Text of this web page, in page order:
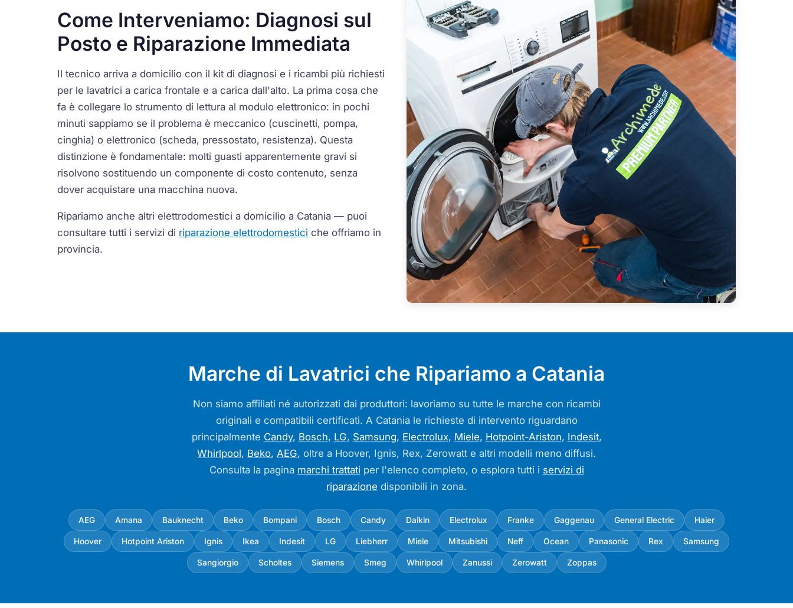
Come Interveniamo: Diagnosi sul
Posto e Riparazione Immediata
Il tecnico arriva a domicilio con il kit di diagnosi e i ricambi più richiesti
per le lavatrici a carica frontale e a carica dall'alto. La prima cosa che
fa è collegare lo strumento di lettura al modulo elettronico: in pochi
minuti sappiamo se il problema è meccanico (cuscinetti, pompa,
cinghia) o elettronico (scheda, pressostato, resistenza). Questa
distinzione è fondamentale: molti guasti apparentemente gravi si
risolvono sostituendo un componente di costo contenuto, senza
dover acquistare una macchina nuova.
Ripariamo anche altri elettrodomestici a domicilio a Catania — puoi
consultare tutti i servizi di riparazione elettrodomestici che offriamo in
provincia.
Marche di Lavatrici che Ripariamo a Catania
Non siamo affiliati né autorizzati dai produttori: lavoriamo su tutte le marche con ricambi
originali e compatibili certificati. A Catania le richieste di intervento riguardano
principalmente Candy, Bosch, LG, Samsung, Electrolux, Miele, Hotpoint-Ariston, Indesit,
Whirlpool, Beko, AEG, oltre a Hoover, Ignis, Rex, Zerowatt e altri modelli meno diffusi.
Consulta la pagina marchi trattati per l'elenco completo, o esplora tutti i servizi di
riparazione disponibili in zona.
AEG Amana Bauknecht Beko Bompani Bosch Candy Daikin Electrolux Franke Gaggenau General Electric Haier
Hoover Hotpoint Ariston Ignis Ikea Indesit LG Liebherr Miele Mitsubishi Neff Ocean Panasonic Rex Samsung
Sangiorgio Scholtes Siemens Smeg Whirlpool Zanussi Zerowatt Zoppas